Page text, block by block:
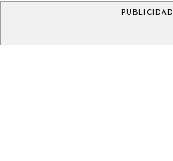
PUBLICIDAD